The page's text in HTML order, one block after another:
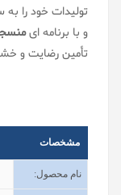
تولیدات خود را
و با برنامه ای
تأمین رضایت و
مشخصات
نام محصول: